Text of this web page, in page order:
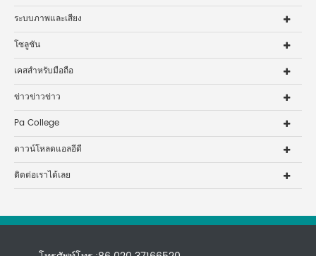
ระบบภาพและเสียง
โซลูชัน
เคสสำหรับมือถือ
ข่าวข่าวข่าว
Pa College
ดาวน์โหลดแอลอีดี
ติดต่อเราได้เลย